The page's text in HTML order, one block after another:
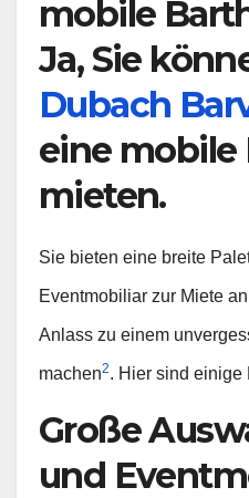
mobile
Ja, Sie
Dubach
eine mobile
mieten.
Sie bieten eine breite
Eventmobiliar zur Miete
Anlass zu einem
machen2. Hier sind einige
Große
und